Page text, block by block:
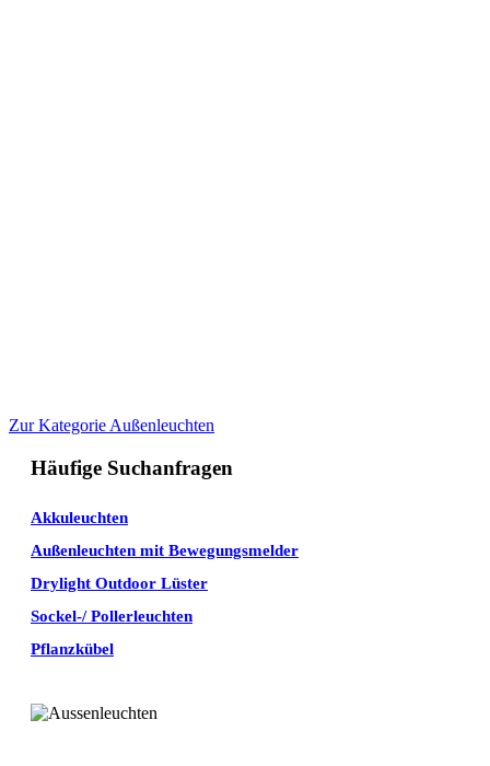
Zur Kategorie Außenleuchten
Häufige Suchanfragen
Akkuleuchten
Außenleuchten mit Bewegungsmelder
Drylight Outdoor Lüster
Sockel-/ Pollerleuchten
Pflanzkübel